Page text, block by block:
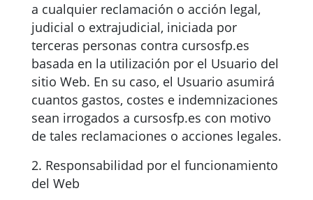
a cualquier reclamación o acción legal,
judicial o extrajudicial, iniciada por
terceras personas contra cursosfp.es
basada en la utilización por el Usuario del
sitio Web. En su caso, el Usuario asumirá
cuantos gastos, costes e indemnizaciones
sean irrogados a cursosfp.es con motivo
de tales reclamaciones o acciones legales.
2. Responsabilidad por el funcionamiento
del Web